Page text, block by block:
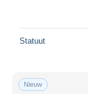
Statuut
Nieuw